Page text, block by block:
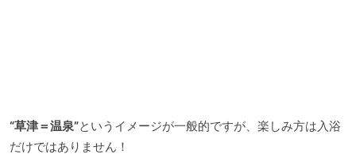
“草津＝温泉”というイメージが一般的ですが、楽しみ方は入浴
だけではありません！